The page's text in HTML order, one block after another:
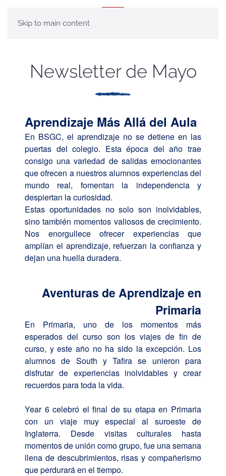
Skip to main content
Newsletter de Mayo
Aprendizaje Más Allá del Aula
En BSGC, el aprendizaje no se detiene en las
puertas del colegio. Esta época del año trae
consigo una variedad de salidas emocionantes
que ofrecen a nuestros alumnos experiencias del
mundo real, fomentan la independencia y
despiertan la curiosidad.
Estas oportunidades no solo son inolvidables,
sino también momentos valiosos de crecimiento.
Nos enorgullece ofrecer experiencias que
amplían el aprendizaje, refuerzan la confianza y
dejan una huella duradera.
Aventuras de Aprendizaje en
Primaria
En Primaria, uno de los momentos más
esperados del curso son los viajes de fin de
curso, y este año no ha sido la excepción. Los
alumnos de South y Tafira se unieron para
disfrutar de experiencias inolvidables y crear
recuerdos para toda la vida.
Year 6 celebró el final de su etapa en Primaria
con un viaje muy especial al suroeste de
Inglaterra. Desde visitas culturales hasta
momentos de unión como grupo, fue una semana
llena de descubrimientos, risas y compañerismo
que perdurará en el tiempo.